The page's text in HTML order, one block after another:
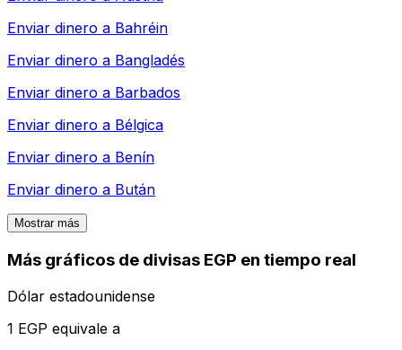
Enviar dinero a Bahréin
Enviar dinero a Bangladés
Enviar dinero a Barbados
Enviar dinero a Bélgica
Enviar dinero a Benín
Enviar dinero a Bután
Mostrar más
Más gráficos de divisas EGP en tiempo real
Dólar estadounidense
1 EGP equivale a